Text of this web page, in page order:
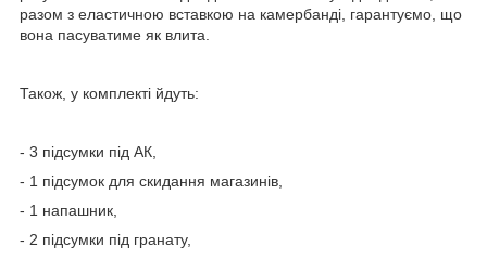
разом з еластичною вставкою на камербанді, гарантуємо, що
вона пасуватиме як влита.
Також, у комплекті йдуть:
- 3 підсумки під АК,
- 1 підсумок для скидання магазинів,
- 1 напашник,
- 2 підсумки під гранату,